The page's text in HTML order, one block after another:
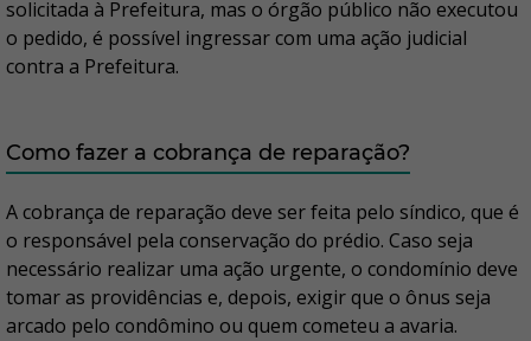
solicitada à Prefeitura, mas o órgão público não executou
o pedido, é possível ingressar com uma ação judicial
contra a Prefeitura.
Como fazer a cobrança de reparação?
A cobrança de reparação deve ser feita pelo síndico, que é
o responsável pela conservação do prédio. Caso seja
necessário realizar uma ação urgente, o condomínio deve
tomar as providências e, depois, exigir que o ônus seja
arcado pelo condômino ou quem cometeu a avaria.